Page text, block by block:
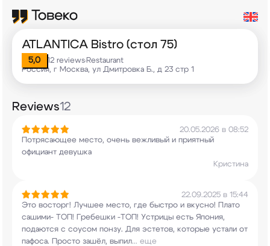
ATLANTICA Bistro (стол 75)
5,0 12 reviews•Restaurant
Россия, г Москва, ул Дмитровка Б., д 23 стр 1
Reviews12
20.05.2026 в 08:52
Потрясающее место, очень вежливый и приятный
официант девушка
Кристина
22.09.2025 в 15:44
Это восторг! Лучшее место, где быстро и вкусно! Плато
сашими- ТОП! Гребешки -ТОП! Устрицы есть Япония,
подаются с соусом понзу. Для эстетов, которые устали от
пафоса. Просто зашёл, выпил... еще